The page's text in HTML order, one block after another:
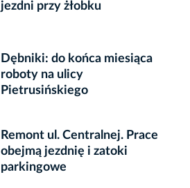
jezdni przy żłobku
Dębniki: do końca miesiąca
roboty na ulicy
Pietrusińskiego
Remont ul. Centralnej. Prace
obejmą jezdnię i zatoki
parkingowe